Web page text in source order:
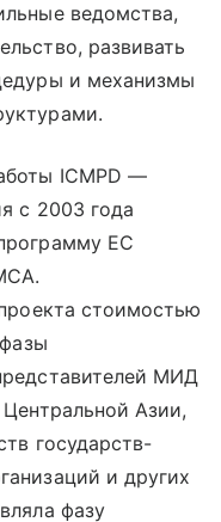
ведомства,
развивать
и механизмы
ICMPD —
с 2003 года
ЕС
стоимостью
МИД
Азии,
государств-
и других
фазу